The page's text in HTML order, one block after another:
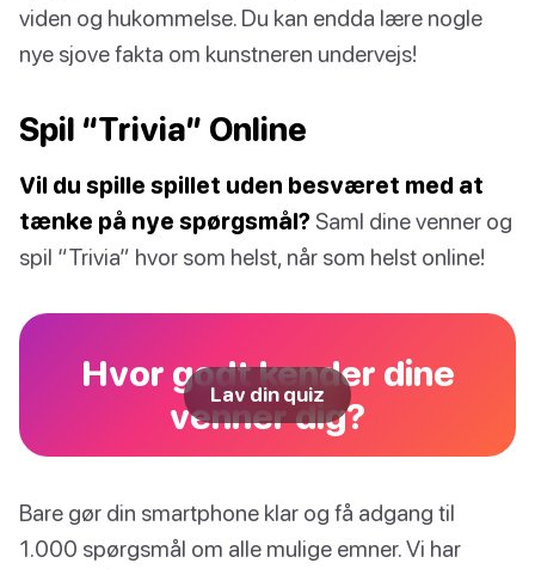
viden og hukommelse. Du kan endda lære nogle
nye sjove fakta om kunstneren undervejs!
Spil “Trivia” Online
Vil du spille spillet uden besværet med at
tænke på nye spørgsmål? Saml dine venner og
spil “Trivia” hvor som helst, når som helst online!
Hvor godt kender dine
venner dig?
Lav din quiz
Bare gør din smartphone klar og få adgang til
1.000 spørgsmål om alle mulige emner. Vi har